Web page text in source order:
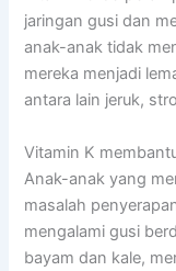
jaringan gusi dan
anak-anak tidak
mereka menjadi
antara lain jeruk,
Vitamin K
Anak-anak yang
masalah
mengalami gusi
bayam dan kale,